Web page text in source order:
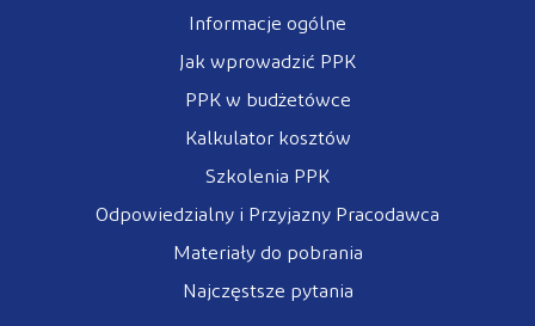
Informacje ogólne
Jak wprowadzić PPK
PPK w budżetówce
Kalkulator kosztów
Szkolenia PPK
Odpowiedzialny i Przyjazny Pracodawca
Materiały do pobrania
Najczęstsze pytania